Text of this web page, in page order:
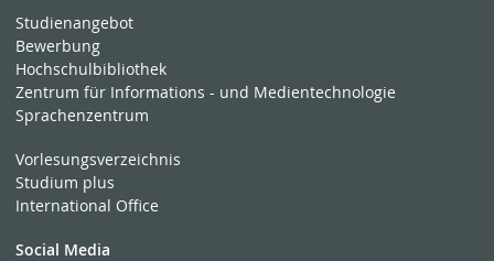
Studienangebot
Bewerbung
Hochschulbibliothek
Zentrum für Informations - und Medientechnologie
Sprachenzentrum
Vorlesungsverzeichnis
Studium plus
International Office
Social Media